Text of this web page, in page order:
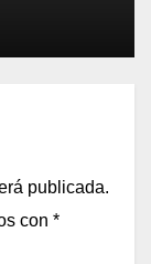
su
publicada.
con *